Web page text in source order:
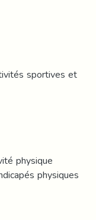
sportives et
physique
physiques